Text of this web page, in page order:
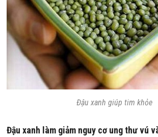
Đậu xanh giúp tim khỏe
Đậu xanh làm giảm nguy cơ ung thư vú